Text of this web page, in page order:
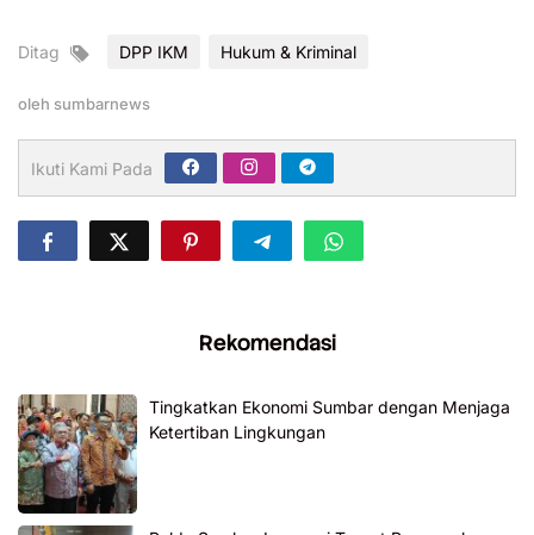
Ditag DPP IKM Hukum & Kriminal
oleh sumbarnews
Ikuti Kami Pada
Rekomendasi
Tingkatkan Ekonomi Sumbar dengan Menjaga
Ketertiban Lingkungan